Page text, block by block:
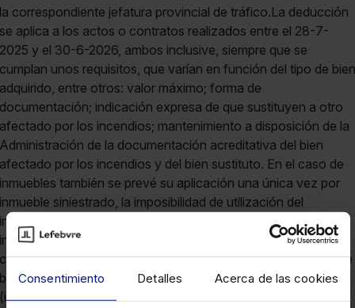
Consentimiento Detalles Acerca de las cookies
la correspondiente jefatura provincial de tráfico.La deducción
se aplica a los actos o contratos realizados entre el 28-7-
2025 y el 30-6-2026, ambos inclusive, siempre que se
cumplan unos requisitos, que varían en función del tipo de bien
adquirido, entre otros: valor máximo; forma de
documentación; indicación expresa de que sustituyen a otro
afectado por los incendios; mantenimiento a disposición de la
Administración de la documentación acreditativa del bien
afectado por los incendios y del bien sustituto. En el caso de
inmuebles también se prevé su aplicación una única vez por
inmueble siniestrado, la imposibilidad de utilización del
inmueble siniestrado y cómo aplicar la deducción cuando el
inmueble sustituido pertenece a más de una persona. En el
caso de vehículos, debe indicarse expresamente que se da de
baja en el Registro General de Vehículos.En ambos casos
(inmueble y vehículo), si el contribuyente ya ha abonado la